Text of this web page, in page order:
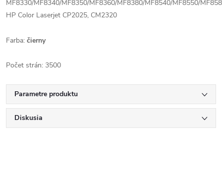
MF8330/MF8340/MF8350/MF8360/MF8380/MF8540/MF8550/
HP Color Laserjet CP2025, CM2320
Farba: čierny
Počet strán: 3500
Parametre produktu
Diskusia